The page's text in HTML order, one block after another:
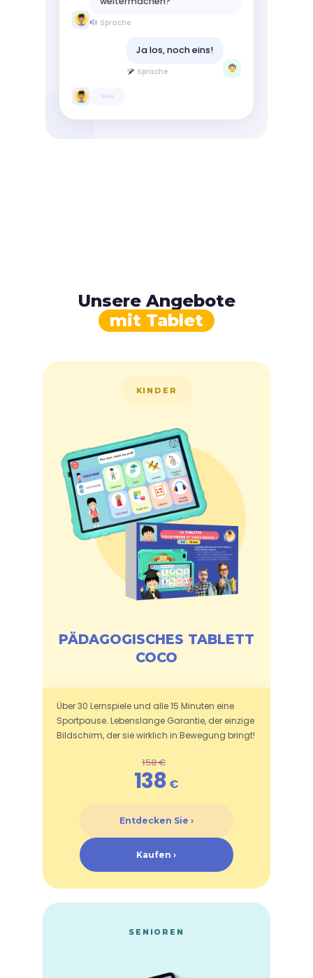
Sprache
Ja los, noch eins!
Sprache
Unsere Angebote
mit Tablet
KINDER
PÄDAGOGISCHES TABLETT
COCO
Über 30 Lernspiele und alle 15 Minuten eine
Sportpause. Lebenslange Garantie, der einzige
Bildschirm, der sie wirklich in Bewegung bringt!
158 €
138 €
Entdecken Sie ›
Kaufen ›
SENIOREN